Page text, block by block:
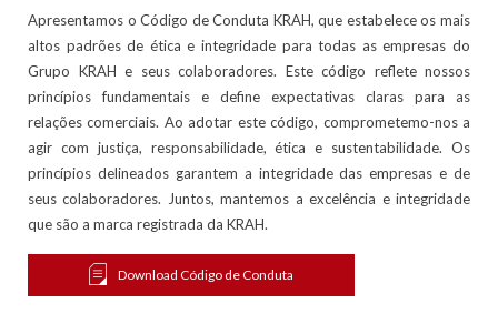
Apresentamos o Código de Conduta KRAH, que estabelece os mais
altos padrões de ética e integridade para todas as empresas do
Grupo KRAH e seus colaboradores. Este código reflete nossos
princípios fundamentais e define expectativas claras para as
relações comerciais. Ao adotar este código, comprometemo-nos a
agir com justiça, responsabilidade, ética e sustentabilidade. Os
princípios delineados garantem a integridade das empresas e de
seus colaboradores. Juntos, mantemos a excelência e integridade
que são a marca registrada da KRAH.
Download Código de Conduta